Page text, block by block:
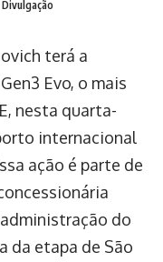
Divulgação
terá a
Evo, o mais
nesta quarta-
internacional
ação é parte de
do
da etapa de São